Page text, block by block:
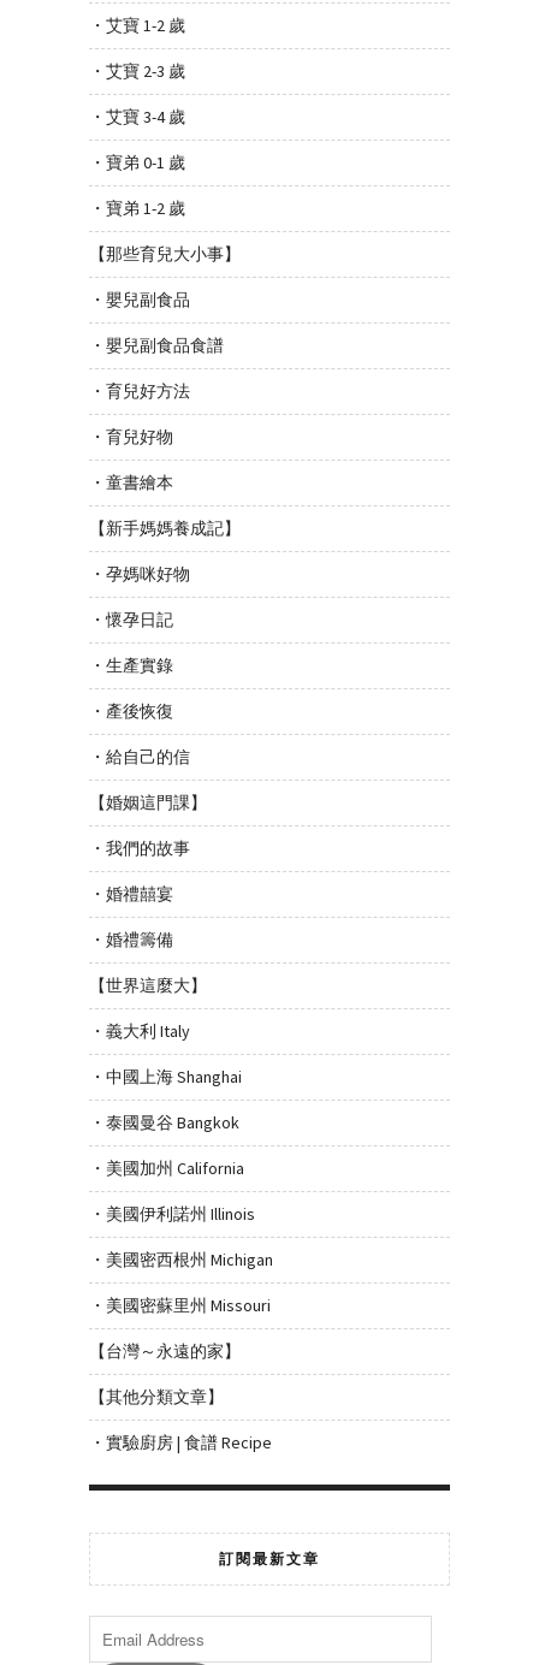
・艾寶 1-2 歲
・艾寶 2-3 歲
・艾寶 3-4 歲
・寶弟 0-1 歲
・寶弟 1-2 歲
【那些育兒大小事】
・嬰兒副食品
・嬰兒副食品食譜
・育兒好方法
・育兒好物
・童書繪本
【新手媽媽養成記】
・孕媽咪好物
・懷孕日記
・生產實錄
・產後恢復
・給自己的信
【婚姻這門課】
・我們的故事
・婚禮囍宴
・婚禮籌備
【世界這麼大】
・義大利 Italy
・中國上海 Shanghai
・泰國曼谷 Bangkok
・美國加州 California
・美國伊利諾州 Illinois
・美國密西根州 Michigan
・美國密蘇里州 Missouri
【台灣～永遠的家】
【其他分類文章】
・實驗廚房 | 食譜 Recipe
訂閱最新文章